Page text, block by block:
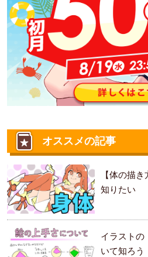
オススメの記事
【体の描
知りたい
イラストの
いて知ろう